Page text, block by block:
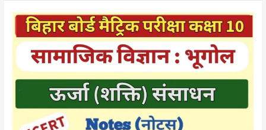
ऊर्जा
(शक्ति)
संसाधन
Class
10
Science
Notes